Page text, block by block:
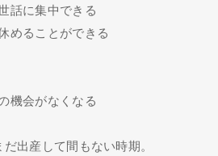
話に集中できる
めることができる
機会がなくなる
出産して間もない時期。